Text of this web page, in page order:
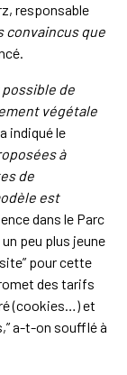
responsable
convaincus que
de
végétale
indiqué le
à
de
est
dans le Parc
peu plus jeune
pour cette
des tarifs
(cookies…) et
a-t-on soufflé à